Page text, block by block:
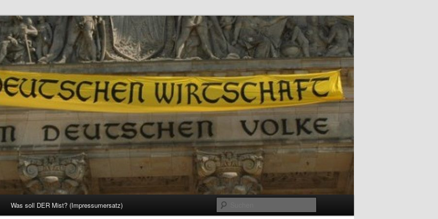
Was soll DER Mist? (Impressumersatz)